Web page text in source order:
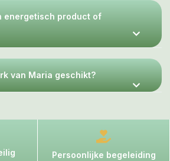
energetisch product of
van Maria geschikt?
Persoonlijke begeleiding